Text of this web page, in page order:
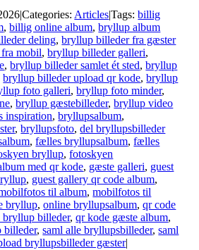
|Categories:Articles|Tags:billig
,billig online album,bryllup album
deling,bryllup billeder fra gæster
mobil,bryllup billeder galleri,
,bryllup billeder samlet ét sted,bryllup
bryllup billeder upload qr kode,bryllup
foto galleri,bryllup foto minder,
,bryllup gæstebilleder,bryllup video
inspiration,bryllupsalbum,
,bryllupsfoto,del bryllupsbilleder
,fælles bryllupsalbum,fælles
bryllup,fotoskyen
med qr kode, gæste galleri, guest
, guest gallery qr code album,
til album,mobilfotos til
bryllup,online bryllupsalbum,qr code
bryllup billeder,qr kode gæste album,
billeder,saml alle bryllupsbilleder,saml
bryllupsbilleder gæster|